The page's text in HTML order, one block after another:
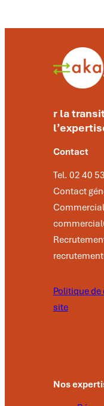
r la
Contact
Tel. 02 40
Contact
Politique
site
Nos